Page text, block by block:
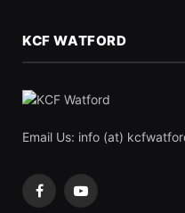
KCF WATFORD
Email Us: info (at)
FacebookYouTube